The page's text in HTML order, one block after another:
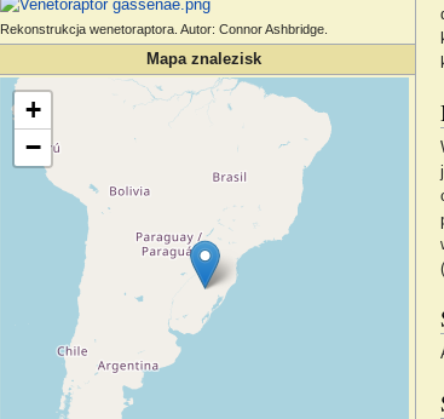
Rekonstrukcja wenetoraptora. Autor: Connor Ashbridge.
Mapa znalezisk
Wczytywanie mapy…
+
−